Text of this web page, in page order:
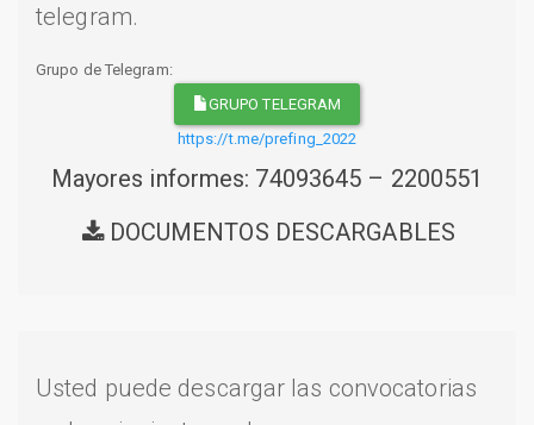
telegram.
Grupo de Telegram:
GRUPO TELEGRAM
https://t.me/prefing_2022
Mayores informes: 74093645 – 2200551
DOCUMENTOS DESCARGABLES
Usted puede descargar las convocatorias